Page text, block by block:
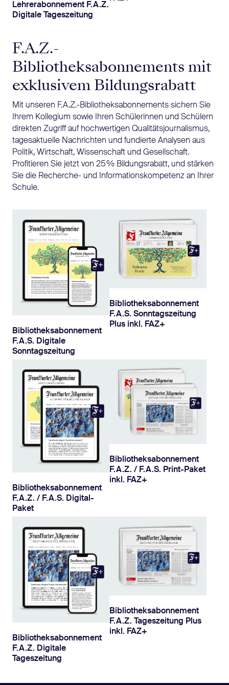
Lehrerabonnement F.A.Z.
Digitale Tageszeitung
F.A.Z.-
Bibliotheksabonnements mit
exklusivem Bildungsrabatt
Mit unseren F.A.Z.-Bibliotheksabonnements sichern Sie
Ihrem Kollegium sowie Ihren Schülerinnen und Schülern
direkten Zugriff auf hochwertigen Qualitätsjournalismus,
tagesaktuelle Nachrichten und fundierte Analysen aus
Politik, Wirtschaft, Wissenschaft und Gesellschaft.
Profitieren Sie jetzt von 25 % Bildungsrabatt, und stärken
Sie die Recherche- und Informationskompetenz an Ihrer
Schule.
Bibliotheksabonnement
F.A.S. Digitale
Sonntagszeitung
Bibliotheksabonnement
F.A.S. Sonntagszeitung
Plus inkl. FAZ+
Bibliotheksabonnement
F.A.Z. / F.A.S. Digital-
Paket
Bibliotheksabonnement
F.A.Z. / F.A.S. Print-Paket
inkl. FAZ+
Bibliotheksabonnement
F.A.Z. Digitale
Tageszeitung
Bibliotheksabonnement
F.A.Z. Tageszeitung Plus
inkl. FAZ+